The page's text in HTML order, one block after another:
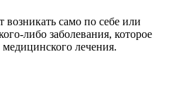
возникать само по себе или
либо заболевания, которое
медицинского лечения.